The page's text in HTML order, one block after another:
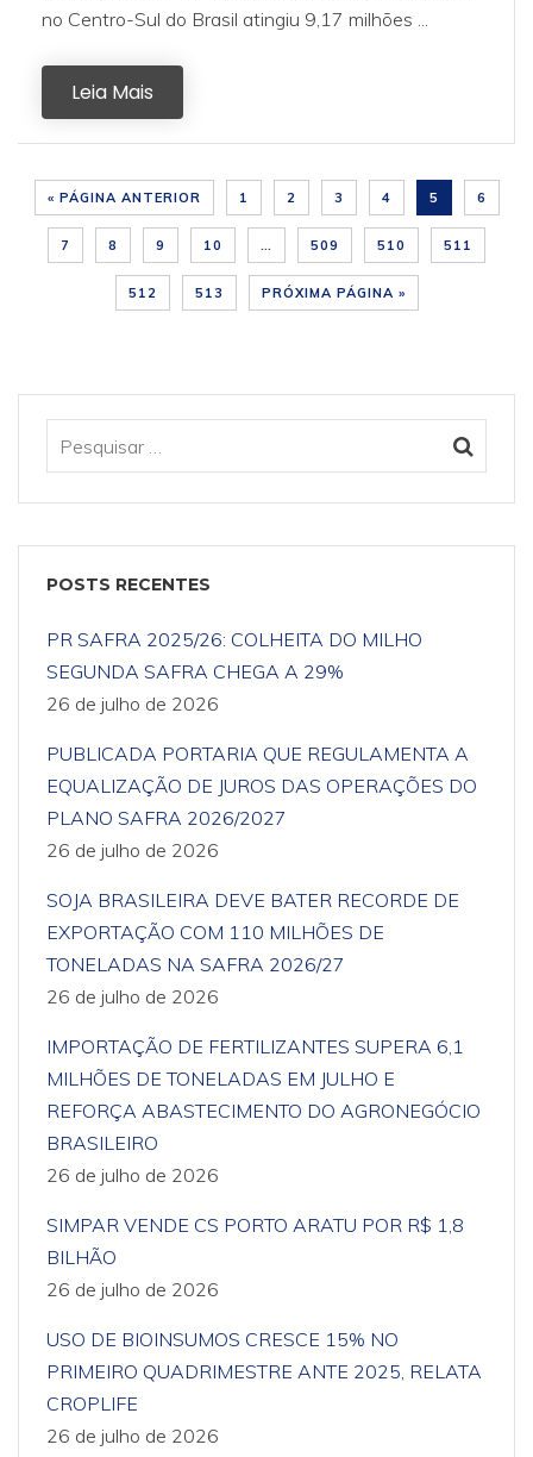
no Centro-Sul do Brasil atingiu 9,17 milhões ...
Leia Mais
« PÁGINA ANTERIOR 1 2 3 4 5 6
7 8 9 10 … 509 510 511
512 513 PRÓXIMA PÁGINA »
POSTS RECENTES
PR SAFRA 2025/26: COLHEITA DO MILHO
SEGUNDA SAFRA CHEGA A 29%
26 de julho de 2026
PUBLICADA PORTARIA QUE REGULAMENTA A
EQUALIZAÇÃO DE JUROS DAS OPERAÇÕES DO
PLANO SAFRA 2026/2027
26 de julho de 2026
SOJA BRASILEIRA DEVE BATER RECORDE DE
EXPORTAÇÃO COM 110 MILHÕES DE
TONELADAS NA SAFRA 2026/27
26 de julho de 2026
IMPORTAÇÃO DE FERTILIZANTES SUPERA 6,1
MILHÕES DE TONELADAS EM JULHO E
REFORÇA ABASTECIMENTO DO AGRONEGÓCIO
BRASILEIRO
26 de julho de 2026
SIMPAR VENDE CS PORTO ARATU POR R$ 1,8
BILHÃO
26 de julho de 2026
USO DE BIOINSUMOS CRESCE 15% NO
PRIMEIRO QUADRIMESTRE ANTE 2025, RELATA
CROPLIFE
26 de julho de 2026